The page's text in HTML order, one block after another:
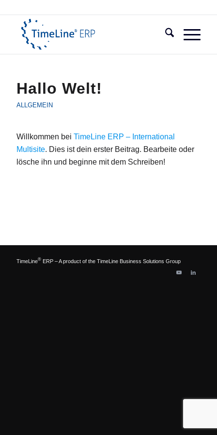
Hallo Welt!
ALLGEMEIN
Willkommen bei TimeLine ERP – International
Multisite. Dies ist dein erster Beitrag. Bearbeite oder
lösche ihn und beginne mit dem Schreiben!
TimeLine®ERP – A product of the TimeLine Business Solutions Group